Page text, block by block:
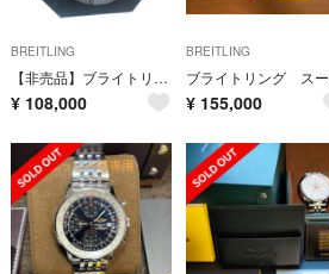
BREITLING
【非売品】ブライトリング 壁掛け
¥ 108,000
BREITLING
¥ 155,000